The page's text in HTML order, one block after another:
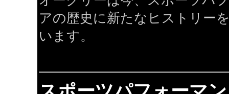
アの歴史に新たなヒストリー
います。